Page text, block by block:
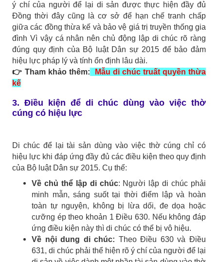
ý chí của người để lại di sản được thực hiện đầy đủ
Đồng thời đây cũng là cơ sở để hạn chế tranh chấp
giữa các đồng thừa kế và bảo vệ giá trị truyền thống gia
đình Vì vậy cá nhân nên chủ động lập di chúc rõ ràng
đúng quy định của Bộ luật Dân sự 2015 để bảo đảm
hiệu lực pháp lý và tính ổn định lâu dài.
👉 Tham khảo thêm:
Mẫu di chúc truất quyền thừa
kế
3. Điều kiện để di chúc dùng vào việc thờ
cúng có hiệu lực
Di chúc để lại tài sản dùng vào việc thờ cúng chỉ có
hiệu lực khi đáp ứng đầy đủ các điều kiện theo quy định
của Bộ luật Dân sự 2015. Cụ thể:
Về chủ thể lập di chúc: Người lập di chúc phải
minh mẫn, sáng suốt tại thời điểm lập và hoàn
toàn tự nguyện, không bị lừa dối, đe dọa hoặc
cưỡng ép theo khoản 1 Điều 630. Nếu không đáp
ứng điều kiện này thì di chúc có thể bị vô hiệu.
Về nội dung di chúc: Theo Điều 630 và Điều
631, di chúc phải thể hiện rõ ý chí của người để lại